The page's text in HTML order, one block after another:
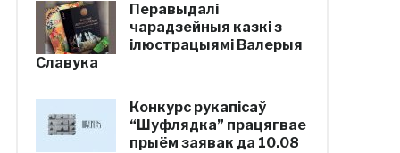
Перавыдалі
чарадзейныя казкі з
ілюстрацыямі Валерыя
Славука
Конкурс рукапісаў
“Шуфлядка” працягвае
прыём заявак да 10.08